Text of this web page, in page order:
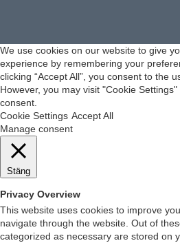
We use cookies on our website to give
experience by remembering your
clicking “Accept All”, you consent to the
However, you may visit "Cookie
consent.
Cookie Settings Accept All
Manage consent
Stäng
Privacy Overview
This website uses cookies to improve
navigate through the website. Out of
categorized as necessary are stored on